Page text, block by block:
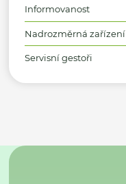
Informovanost
Nadrozměrná zařízení
Servisní gestoři